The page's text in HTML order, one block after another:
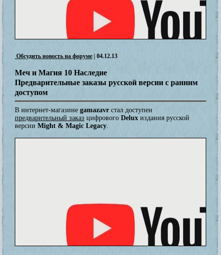
Обсудить новость на форуме | 04.12.13
Меч и Магия 10 Наследие
Предварительные заказы русской версии с ранним
доступом
В интернет-магазине gamazavr стал доступен
предварительный заказ цифрового Delux издания русской
версии Might & Magic Legacy